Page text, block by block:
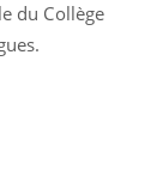
du Collège